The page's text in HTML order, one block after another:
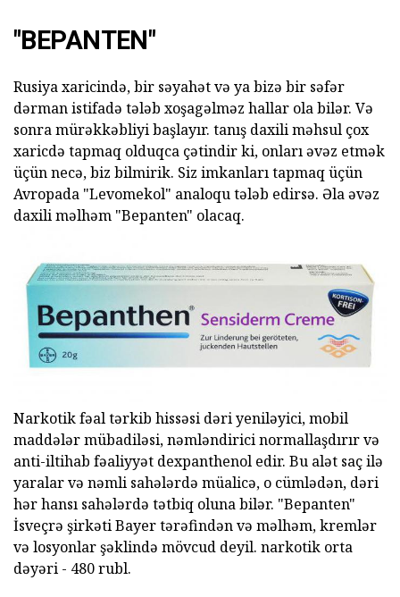
"BEPANTEN"
Rusiya xaricində, bir səyahət və ya bizə bir səfər
dərman istifadə tələb xoşagəlməz hallar ola bilər. Və
sonra mürəkkəbliyi başlayır. tanış daxili məhsul çox
xaricdə tapmaq olduqca çətindir ki, onları əvəz etmək
üçün necə, biz bilmirik. Siz imkanları tapmaq üçün
Avropada "Levomekol" analoqu tələb edirsə. Əla əvəz
daxili məlhəm "Bepanten" olacaq.
Narkotik fəal tərkib hissəsi dəri yeniləyici, mobil
maddələr mübadiləsi, nəmləndirici normallaşdırır və
anti-iltihab fəaliyyət dexpanthenol edir. Bu alət saç ilə
yaralar və nəmli sahələrdə müalicə, o cümlədən, dəri
hər hansı sahələrdə tətbiq oluna bilər. "Bepanten"
İsveçrə şirkəti Bayer tərəfindən və məlhəm, kremlər
və losyonlar şəklində mövcud deyil. narkotik orta
dəyəri - 480 rubl.